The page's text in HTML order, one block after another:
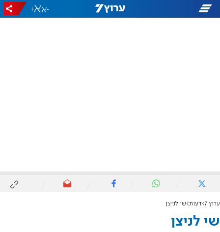
-
+
ערוץ 7 דעות שי לניצן
שי לניצן